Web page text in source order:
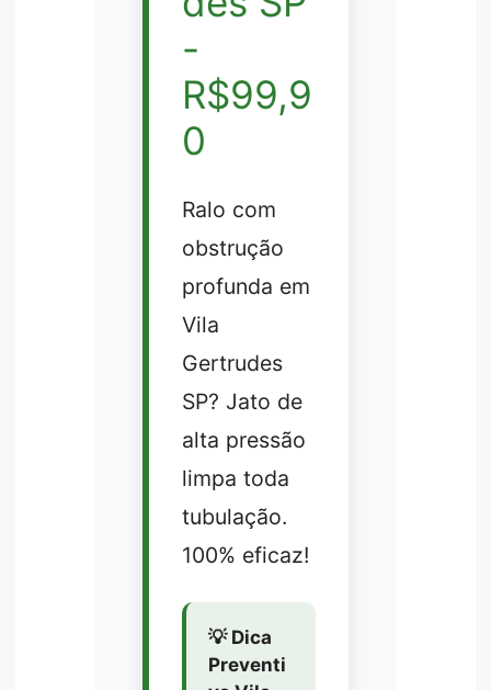
-
R$99,9
0
Ralo com
obstrução
profunda em
Vila
Gertrudes
SP? Jato de
alta pressão
limpa toda
tubulação.
100% eficaz!
💡 Dica
Preventi